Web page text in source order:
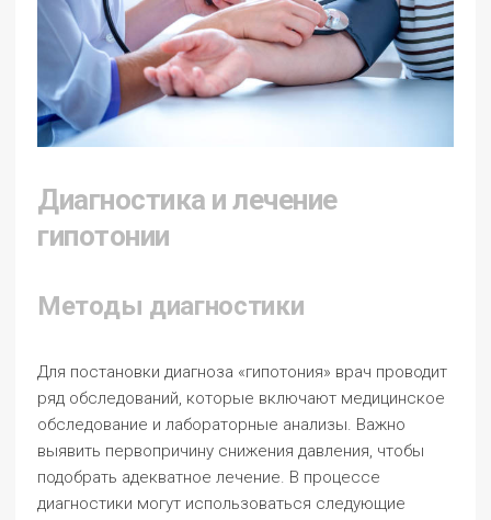
Диагностика и лечение
гипотонии
Методы диагностики
Для постановки диагноза «гипотония» врач проводит
ряд обследований, которые включают медицинское
обследование и лабораторные анализы. Важно
выявить первопричину снижения давления, чтобы
подобрать адекватное лечение. В процессе
диагностики могут использоваться следующие